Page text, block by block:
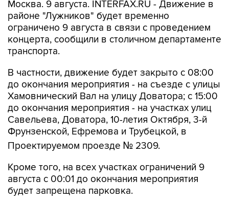
ограничено 9 августа в связи с проведением
концерта, сообщили в столичном департаменте
транспорта.
В частности, движение будет закрыто с 08:00
Хамовнический Вал на улицу Доватора; с 15:00
до окончания мероприятия - на участках улиц
Савельева, Доватора, 10-летия Октября, 3-й
Фрунзенской, Ефремова и Трубецкой, в
Проектируемом проезде № 2309.
Кроме того, на всех участках ограничений 9
будет запрещена парковка.
Помимо этого, в воскресенье с 7:50 до конца